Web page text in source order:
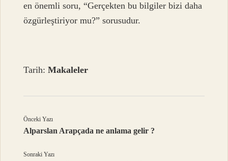
en önemli soru, “Gerçekten bu bilgiler bizi daha
özgürleştiriyor mu?” sorusudur.
Tarih:Makaleler
Önceki Yazı
Alparslan Arapçada ne anlama gelir ?
Sonraki Yazı